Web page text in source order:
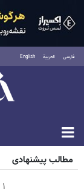
فارسی العربية English
مطالب پیشنهادی
۱ میلیارد اعتبار خرید طلا | بدون ضامن و چک